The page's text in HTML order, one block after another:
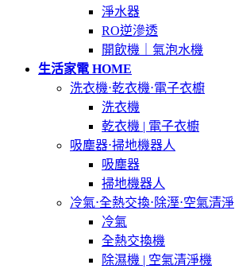
淨水器
RO逆滲透
開飲機｜氣泡水機
生活家電 HOME
洗衣機⋅乾衣機⋅電子衣櫥
洗衣機
乾衣機 | 電子衣櫥
吸塵器⋅掃地機器人
吸塵器
掃地機器人
冷氣⋅全熱交換⋅除溼⋅空氣清淨
冷氣
全熱交換機
除濕機 | 空氣清淨機